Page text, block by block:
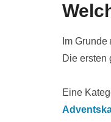
Im
Die ersten
Eine